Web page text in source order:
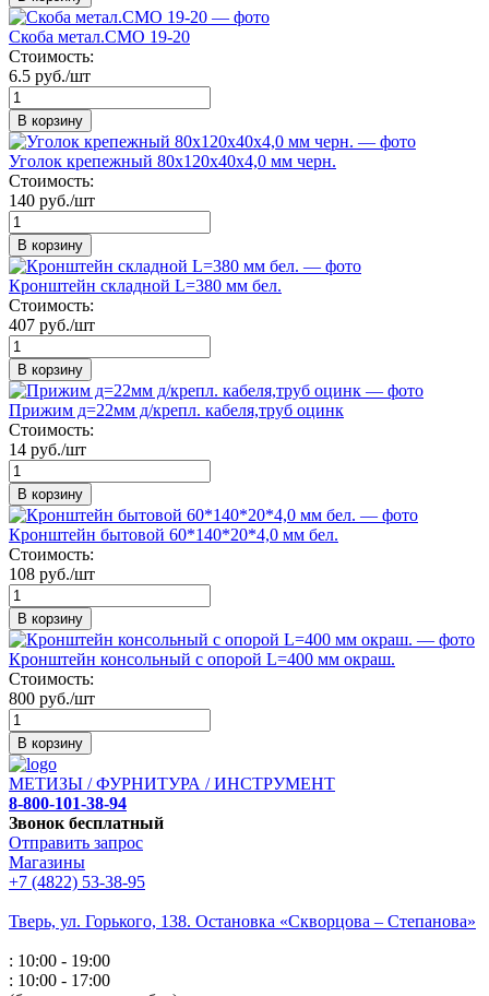
Скоба метал.СМО 19-20
Стоимость:
6.5 руб./шт
В корзину
Уголок крепежный 80х120х40х4,0 мм черн.
Стоимость:
140 руб./шт
В корзину
Кронштейн складной L=380 мм бел.
Стоимость:
407 руб./шт
В корзину
Прижим д=22мм д/крепл. кабеля,труб оцинк
Стоимость:
14 руб./шт
В корзину
Кронштейн бытовой 60*140*20*4,0 мм бел.
Стоимость:
108 руб./шт
В корзину
Кронштейн консольный с опорой L=400 мм окраш.
Стоимость:
800 руб./шт
В корзину
МЕТИЗЫ / ФУРНИТУРА / ИНСТРУМЕНТ
8-800-101-38-94
Звонок бесплатный
Отправить запрос
Магазины
+7 (4822) 53-38-95
Тверь, ул. Горького, 138. Остановка «Скворцова – Степанова»
: 10:00 - 19:00
: 10:00 - 17:00